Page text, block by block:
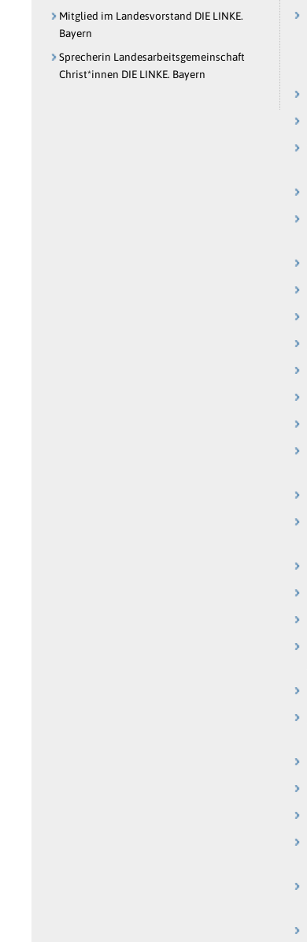
Mitglied im Landesvorstand DIE LINKE.
Bayern
Sprecherin Landesarbeitsgemeinschaft
Christ*innen DIE LINKE. Bayern